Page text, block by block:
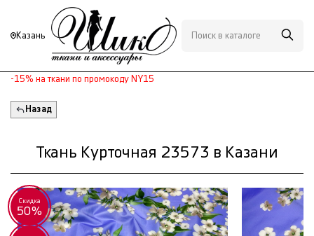
Казань
-15% на ткани по промокоду NY15
Назад
Ткань Курточная 23573 в Казани
Скидка
50%